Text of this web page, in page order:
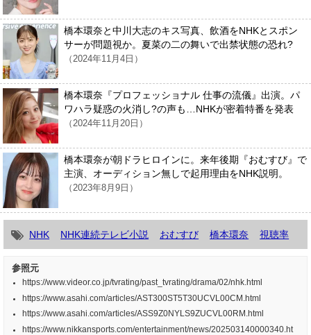
橋本環奈と中川大志のキス写真、飲酒をNHKとスポン
サーが問題視か。夏菜の二の舞いで出禁状態の恐れ?
（2024年11月4日）
橋本環奈『プロフェッショナル 仕事の流儀』出演。パ
ワハラ疑惑の火消し?の声も…NHKが密着特番を発表
（2024年11月20日）
橋本環奈が朝ドラヒロインに。来年後期『おむすび』で
主演、オーディション無しで起用理由をNHK説明。
（2023年8月9日）
NHK NHK連続テレビ小説 おむすび 橋本環奈 視聴率
参照元
https://www.videor.co.jp/tvrating/past_tvrating/drama/02/nhk.html
https://www.asahi.com/articles/AST300ST5T30UCVL00CM.html
https://www.asahi.com/articles/ASS9Z0NYLS9ZUCVL00RM.html
https://www.nikkansports.com/entertainment/news/202503140000340.ht